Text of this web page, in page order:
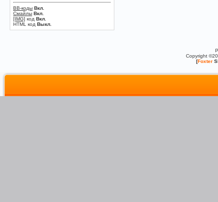
BB-коды Вкл.
Смайлы Вкл.
[IMG] код Вкл.
HTML код Выкл.
Copyright
[Foxter